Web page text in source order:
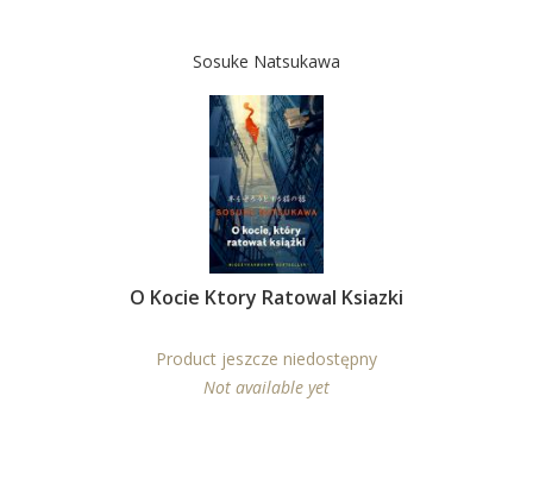
Sosuke Natsukawa
O Kocie Ktory Ratowal Ksiazki
Product jeszcze niedostępny
Not available yet